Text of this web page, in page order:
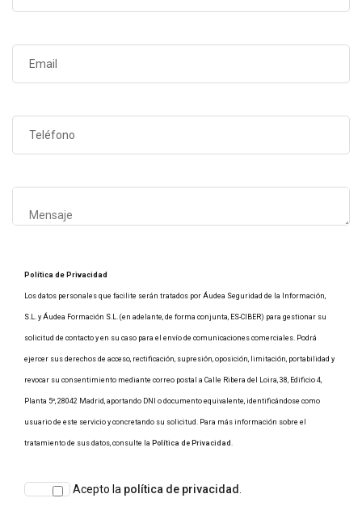
Política de Privacidad
Los datos personales que facilite serán tratados por Áudea Seguridad de la Información,
S.L. y Áudea Formación S.L. (en adelante, de forma conjunta, ES-CIBER) para gestionar su
solicitud de contacto y en su caso para el envío de comunicaciones comerciales. Podrá
ejercer sus derechos de acceso, rectificación, supresión, oposición, limitación, portabilidad y
revocar su consentimiento mediante correo postal a Calle Ribera del Loira, 38, Edificio 4,
Planta 5º, 28042 Madrid, aportando DNI o documento equivalente, identificándose como
usuario de este servicio y concretando su solicitud. Para más información sobre el
tratamiento de sus datos, consulte la Política de Privacidad
Acepto la política de privacidad